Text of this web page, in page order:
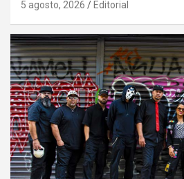
5 agosto, 2026 Editorial